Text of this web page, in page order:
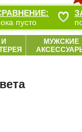
МУЖСКИЕ
пусто